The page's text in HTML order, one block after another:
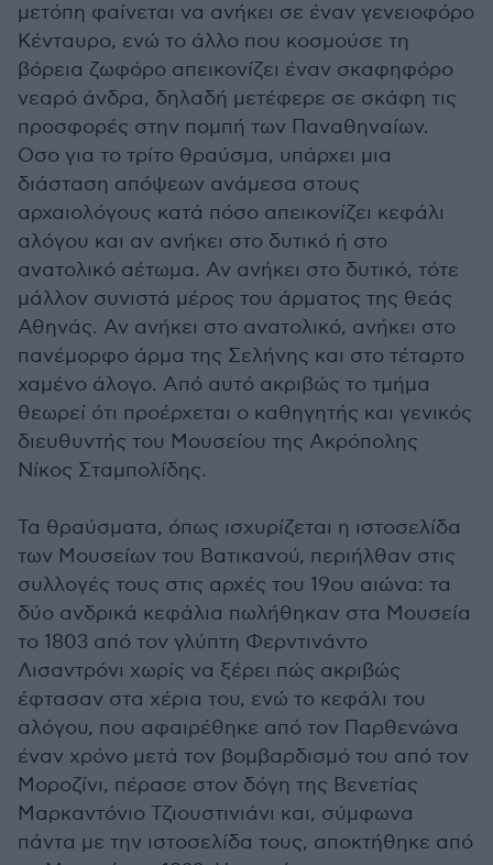
μετόπη φαίνεται να ανήκει σε έναν γενειοφόρο
Κένταυρο, ενώ το άλλο που κοσμούσε τη
βόρεια ζωφόρο απεικονίζει έναν σκαφηφόρο
νεαρό άνδρα, δηλαδή μετέφερε σε σκάφη τις
προσφορές στην πομπή των Παναθηναίων.
Οσο για το τρίτο θραύσμα, υπάρχει μια
διάσταση απόψεων ανάμεσα στους
αρχαιολόγους κατά πόσο απεικονίζει κεφάλι
αλόγου και αν ανήκει στο δυτικό ή στο
ανατολικό αέτωμα. Αν ανήκει στο δυτικό, τότε
μάλλον συνιστά μέρος του άρματος της θεάς
Αθηνάς. Αν ανήκει στο ανατολικό, ανήκει στο
πανέμορφο άρμα της Σελήνης και στο τέταρτο
χαμένο άλογο. Από αυτό ακριβώς το τμήμα
θεωρεί ότι προέρχεται ο καθηγητής και γενικός
διευθυντής του Μουσείου της Ακρόπολης
Νίκος Σταμπολίδης.
Τα θραύσματα, όπως ισχυρίζεται η ιστοσελίδα
των Μουσείων του Βατικανού, περιήλθαν στις
συλλογές τους στις αρχές του 19ου αιώνα: τα
δύο ανδρικά κεφάλια πωλήθηκαν στα Μουσεία
το 1803 από τον γλύπτη Φερντινάντο
Λισαντρόνι χωρίς να ξέρει πώς ακριβώς
έφτασαν στα χέρια του, ενώ το κεφάλι του
αλόγου, που αφαιρέθηκε από τον Παρθενώνα
έναν χρόνο μετά τον βομβαρδισμό του από τον
Μοροζίνι, πέρασε στον δόγη της Βενετίας
Μαρκαντόνιο Τζιουστινιάνι και, σύμφωνα
πάντα με την ιστοσελίδα τους, αποκτήθηκε από